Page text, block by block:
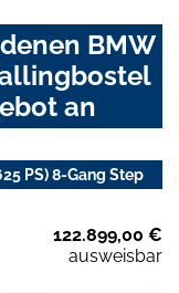
BMW
an
PS) 8-Gang Step
122.899,00 €
ausweisbar